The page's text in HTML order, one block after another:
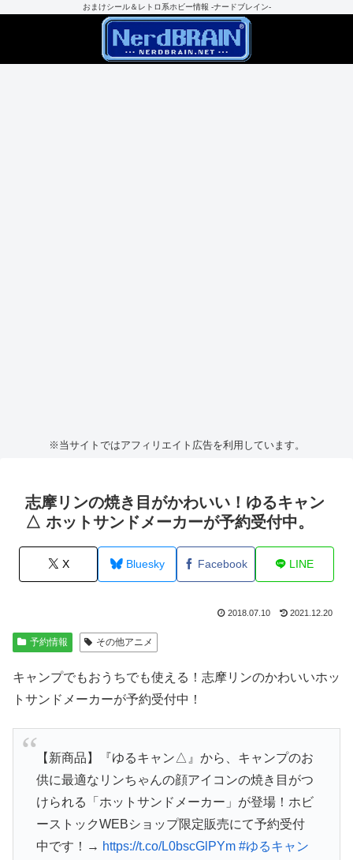
おまけシール＆レトロ系ホビー情報 -ナードブレイン-
※当サイトではアフィリエイト広告を利用しています。
志摩リンの焼き目がかわいい！ゆるキャン
△ ホットサンドメーカーが予約受付中。
X Bluesky Facebook LINE
2018.07.10 2021.12.20
予約情報 その他アニメ
キャンプでもおうちでも使える！志摩リンのかわいいホッ
トサンドメーカーが予約受付中！
【新商品】『ゆるキャン△』から、キャンプのお
供に最適なリンちゃんの顔アイコンの焼き目がつ
けられる「ホットサンドメーカー」が登場！ホビ
ーストックWEBショップ限定販売にて予約受付
中です！→ https://t.co/L0bscGlPYm #ゆるキャン